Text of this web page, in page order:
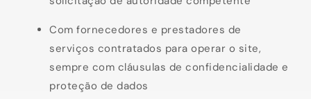
Com fornecedores e prestadores de
serviços contratados para operar o site,
sempre com cláusulas de confidencialidade e
proteção de dados